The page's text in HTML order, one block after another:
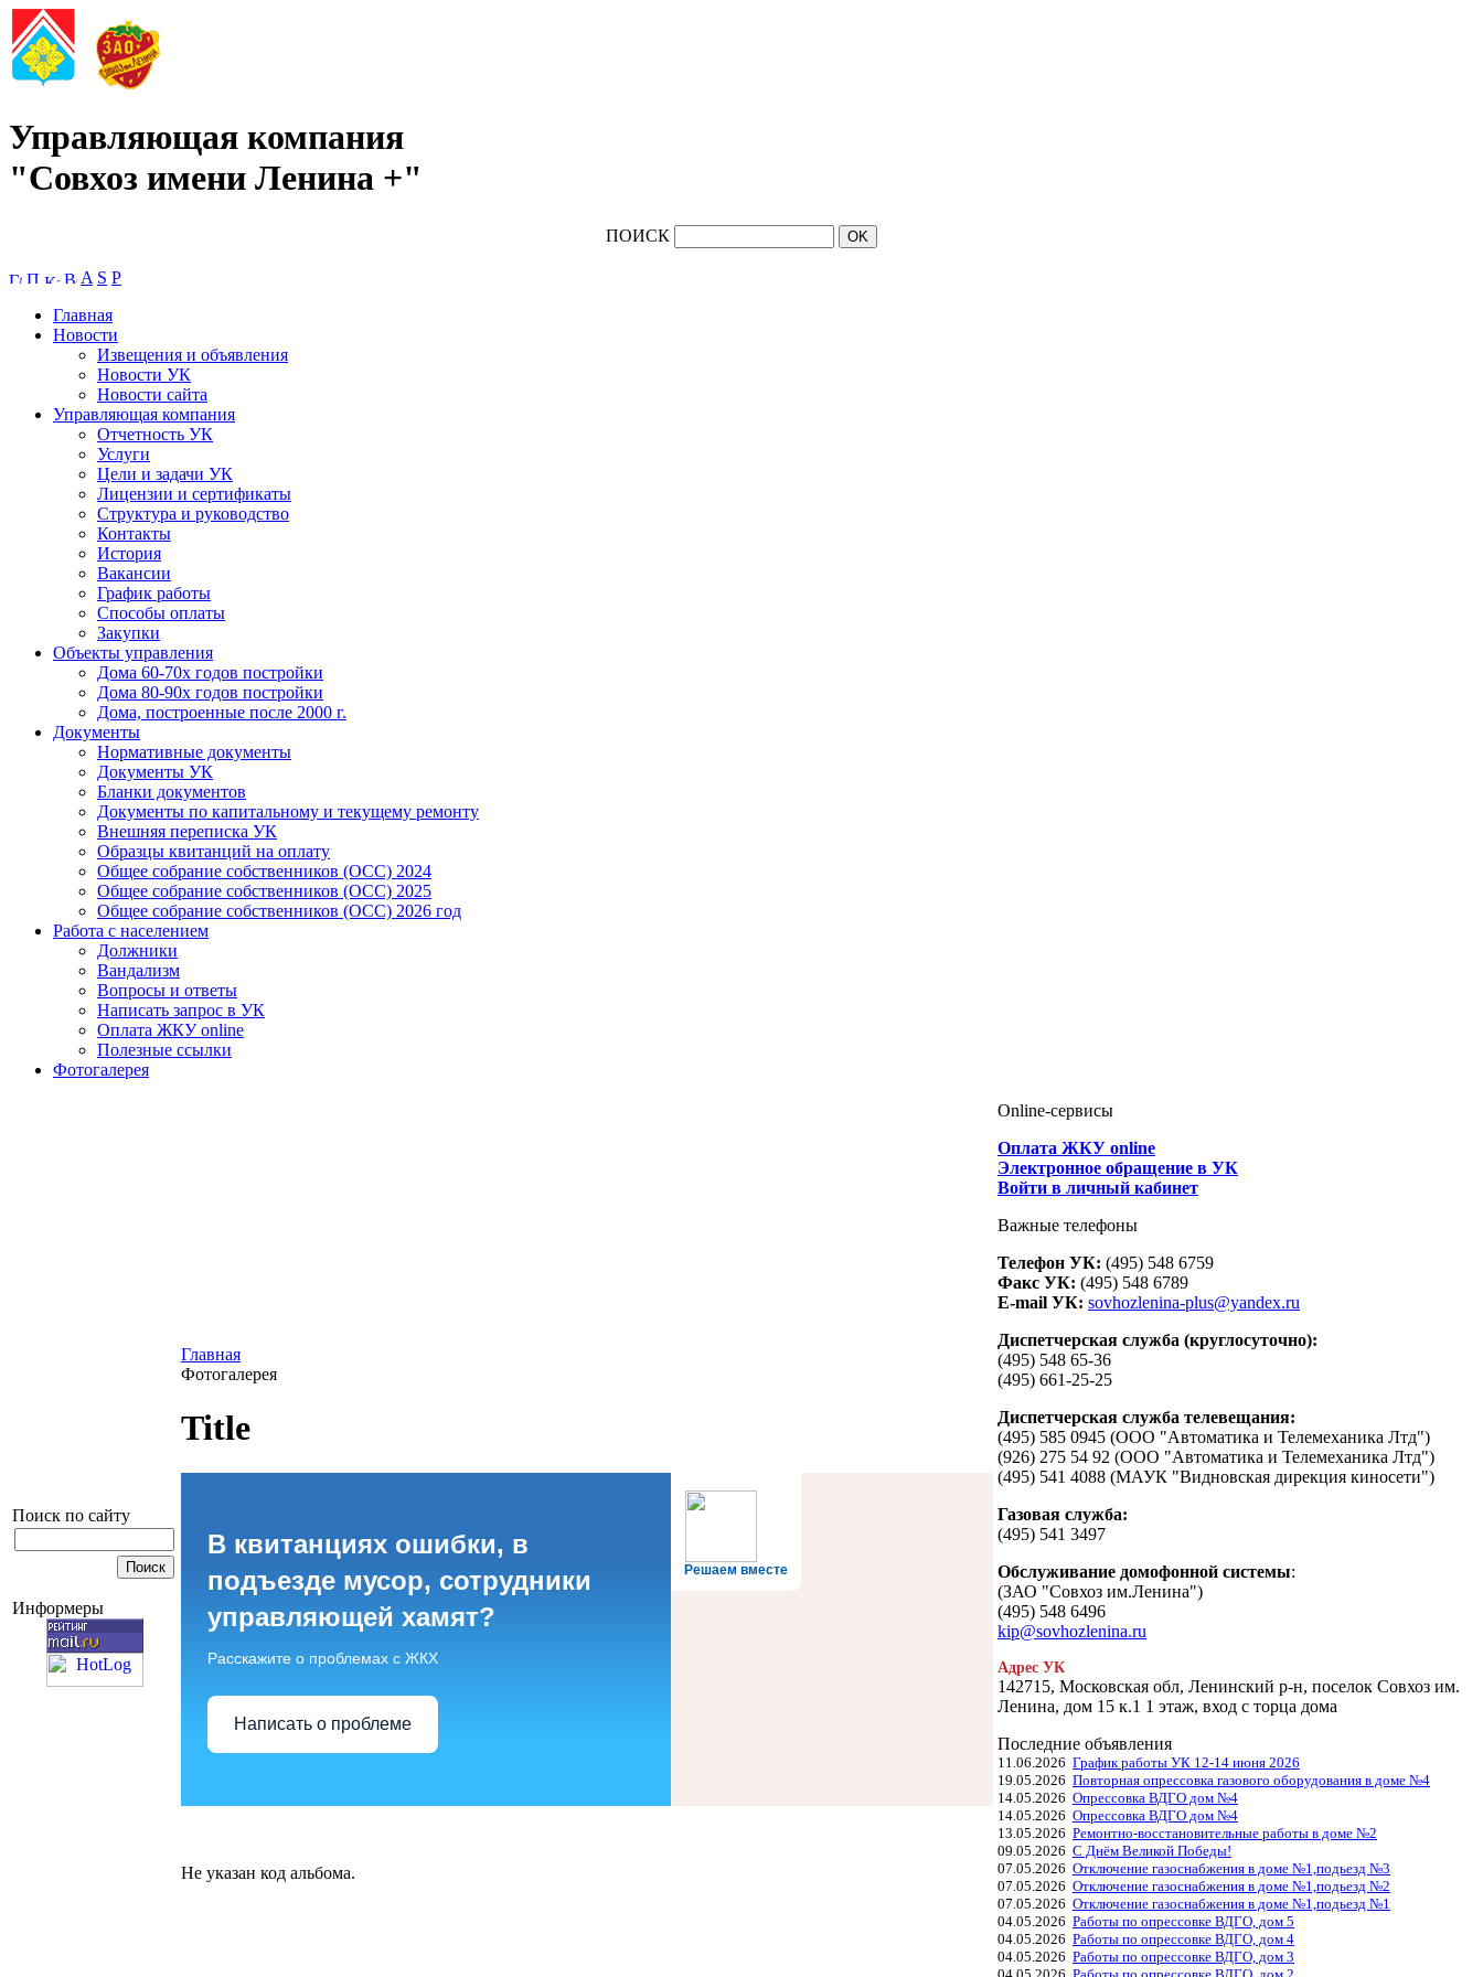
Управляющая компания
"Совхоз имени Ленина +"
ПОИСК
A S P
Главная
Новости
Извещения и объявления
Новости УК
Новости сайта
Управляющая компания
Отчетность УК
Услуги
Цели и задачи УК
Лицензии и сертификаты
Структура и руководство
Контакты
История
Вакансии
График работы
Способы оплаты
Закупки
Объекты управления
Дома 60-70х годов постройки
Дома 80-90х годов постройки
Дома, построенные после 2000 г.
Документы
Нормативные документы
Документы УК
Бланки документов
Документы по капитальному и текущему ремонту
Внешняя переписка УК
Образцы квитанций на оплату
Общее собрание собственников (ОСС) 2024
Общее собрание собственников (ОСС) 2025
Общее собрание собственников (ОСС) 2026 год
Работа с населением
Должники
Вандализм
Вопросы и ответы
Написать запрос в УК
Оплата ЖКУ online
Полезные ссылки
Фотогалерея
Поиск по сайту
Информеры
Главная
Фотогалерея
Title
Решаем вместе
В квитанциях ошибки, в
подъезде мусор, сотрудники
управляющей хамят?
Расскажите о проблемах с ЖКХ
Написать о проблеме
Не указан код альбома.
Online-сервисы
Оплата ЖКУ online
Электронное обращение в УК
Войти в личный кабинет
Важные телефоны
Телефон УК: (495) 548 6759
Факс УК: (495) 548 6789
E-mail УК: sovhozlenina-plus@yandex.ru
Диспетчерская служба (круглосуточно):
(495) 548 65-36
(495) 661-25-25
Диспетчерская служба телевещания:
(495) 585 0945 (ООО "Автоматика и Телемеханика Лтд")
(926) 275 54 92 (ООО "Автоматика и Телемеханика Лтд")
(495) 541 4088 (МАУК "Видновская дирекция киносети")
Газовая служба:
(495) 541 3497
Обслуживание домофонной системы:
(ЗАО "Совхоз им.Ленина")
(495) 548 6496
kip@sovhozlenina.ru
Адрес УК
142715, Московская обл, Ленинский р-н, поселок Совхоз им.
Ленина, дом 15 к.1 1 этаж, вход с торца дома
Последние объявления
11.06.2026 График работы УК 12-14 июня 2026
19.05.2026 Повторная опрессовка газового оборудования в доме №4
14.05.2026 Опрессовка ВДГО дом №4
14.05.2026 Опрессовка ВДГО дом №4
13.05.2026 Ремонтно-восстановительные работы в доме №2
09.05.2026 С Днём Великой Победы!
07.05.2026 Отключение газоснабжения в доме №1,подьезд №3
07.05.2026 Отключение газоснабжения в доме №1,подьезд №2
07.05.2026 Отключение газоснабжения в доме №1,подьезд №1
04.05.2026 Работы по опрессовке ВДГО, дом 5
04.05.2026 Работы по опрессовке ВДГО, дом 4
04.05.2026 Работы по опрессовке ВДГО, дом 3